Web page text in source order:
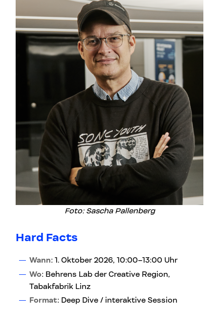
Foto: Sascha Pallenberg
Hard Facts
Wann: 1. Oktober 2026, 10:00–13:00 Uhr
Wo: Behrens Lab der Creative Region,
Tabakfabrik Linz
Format: Deep Dive / interaktive Session